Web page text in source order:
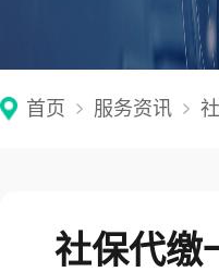
首页 服务资讯
社保代缴